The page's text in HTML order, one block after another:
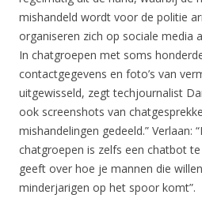
mishandeld wordt voor de politie
organiseren zich op sociale media
In chatgroepen met soms
contactgegevens en foto’s van
uitgewisseld, zegt techjournalist
ook screenshots van
mishandelingen gedeeld.” Verlaan:
chatgroepen is zelfs een chatbot
geeft over hoe je mannen die
minderjarigen op het spoor komt”.